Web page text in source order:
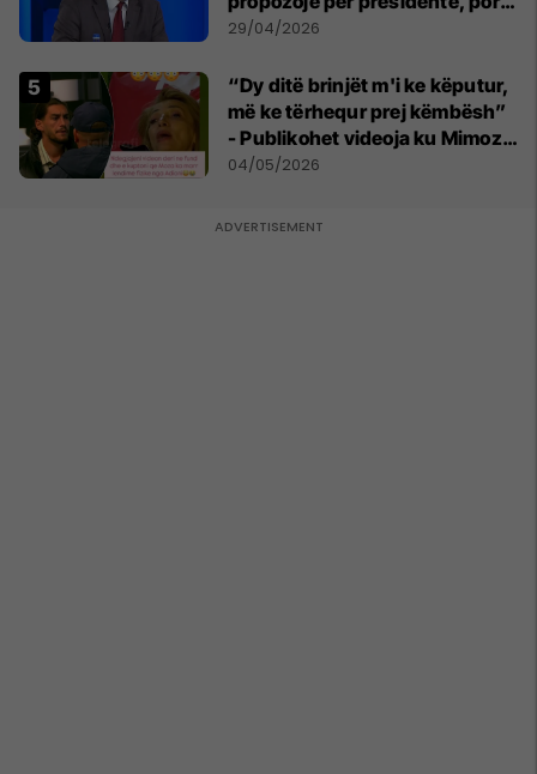
s’më dëgjoi
29/04/2026
“Dy ditë brinjët m'i ke këputur,
më ke tërhequr prej këmbësh”
- Publikohet videoja ku Mimoza
Ahmeti akuzon Adionin për
04/05/2026